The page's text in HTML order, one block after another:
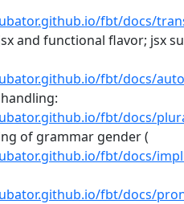
fbt/docs/
and functional flavor; jsx
fbt/docs/
fbt/docs/
of grammar gender (
fbt/docs/
fbt/docs/